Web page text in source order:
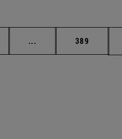
... Páginas intermedias
Página
389